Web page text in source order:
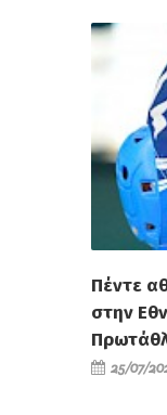
Πέντε
στην
25/07/